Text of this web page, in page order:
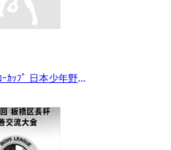
ｶｯﾌﾟ 日本少年野球